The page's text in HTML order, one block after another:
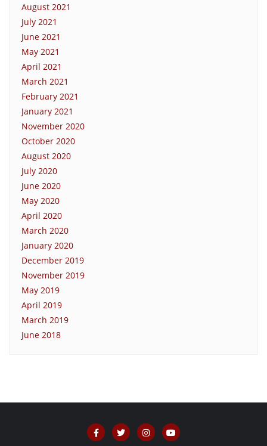
August 2021
July 2021
June 2021
May 2021
April 2021
March 2021
February 2021
January 2021
November 2020
October 2020
August 2020
July 2020
June 2020
May 2020
April 2020
March 2020
January 2020
December 2019
November 2019
May 2019
April 2019
March 2019
June 2018